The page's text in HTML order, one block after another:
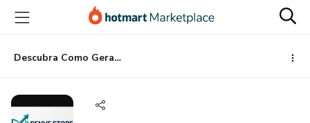
para
conteúdo
principal
para
pagamento
para
rodapé
Descubra Como Gerar Renda Extra com Inteligência Artificial: Curso Completo